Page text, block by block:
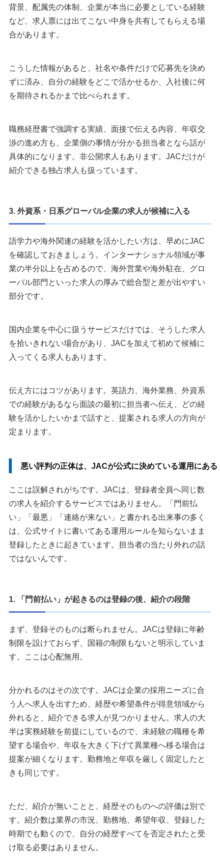
背景、配属先の体制、企業が本当に必要としている経験
など、求人票には出てこない中身を共有してもらえる場
合があります。
こうした情報があると、社名や条件だけで応募先を決め
ずに済み、自分の経験をどこで活かせるか、入社後に何
を期待されるかまで比べられます。
職務経歴書で強調する実績、面接で伝える内容、年収交
渉の進め方も、企業側の事情が分かる担当者となら話が
具体的になります。非公開求人もあります。JACだけが
紹介できる独占求人も扱っています。
3. 外資系・日系グローバル企業の求人が候補に入る
語学力や海外関連の経験を活かしたい方は、早めにJAC
を確認しておきましょう。インターナショナル領域が事
業の半分以上を占めるので、海外営業や海外駐在、グロ
ーバル部門といった求人の厚みで総合型と差が出やすい
部分です。
国内企業を中心に扱うサービスだけでは、そうした求人
を拾いきれない場合があり、JACを加えて初めて候補に
入ってくる求人もあります。
伝え方にはコツがあります。英語力、海外業務、外資系
での経験があるなら面談の最初に担当者へ伝え、どの経
験を活かしたいかまで話すと、提案される求人の方向が
定まります。
悪い評判の正体は、JACが公式に決めている運用にある
ここは誤解されがちです。JACは、登録者全員へ同じ数
の求人を紹介するサービスではありません。「門前払
い」「最悪」「連絡が来ない」と書かれる出来事の多く
は、公式サイトに書いてある運用ルールを知らないまま
登録したときに起きています。担当者の当たり外れの話
ではないんです。
1. 「門前払い」が起きるのは登録の後、紹介の段階
まず、登録そのものは断られません。JACは登録に年齢
制限を設けておらず、国籍の制限もないと明示していま
す。ここは心配無用。
分かれるのはその次です。JACは企業の採用ニーズに合
う人へ求人を出すため、経歴や希望条件が得意領域から
外れると、紹介できる求人が見つかりません。求人の大
半は実務経験を前提にしているので、未経験の職種を希
望する場合や、年収を大きく下げて異業種へ移る場合は
提案が細くなります。勤務地と年収を厳しく固定したと
きも同じです。
ただ、紹介が無いことと、経歴そのものへの評価は別で
す。紹介数は業界の市況、勤務地、希望年収、登録した
時期でも動くので、自分の経歴すべてを否定されたと受
け取る必要はありません。